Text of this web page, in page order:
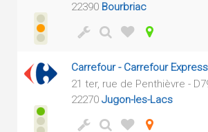
22390 Bourbriac
Carrefour - Carrefour
21 ter, rue de Penthièvre -
22270 Jugon-les-Lacs